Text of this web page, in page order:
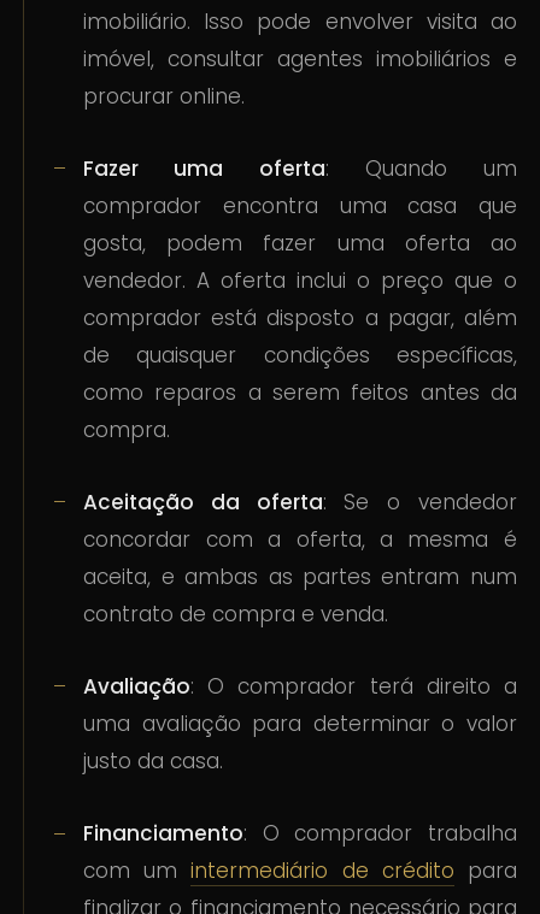
imobiliário. Isso pode envolver visita ao
imóvel, consultar agentes imobiliários e
procurar online.
Fazer uma oferta: Quando um
comprador encontra uma casa que
gosta, podem fazer uma oferta ao
vendedor. A oferta inclui o preço que o
comprador está disposto a pagar, além
de quaisquer condições específicas,
como reparos a serem feitos antes da
compra.
Aceitação da oferta: Se o vendedor
concordar com a oferta, a mesma é
aceita, e ambas as partes entram num
contrato de compra e venda.
Avaliação: O comprador terá direito a
uma avaliação para determinar o valor
justo da casa.
Financiamento: O comprador trabalha
com umintermediário de crédito para
finalizar o financiamento necessário para